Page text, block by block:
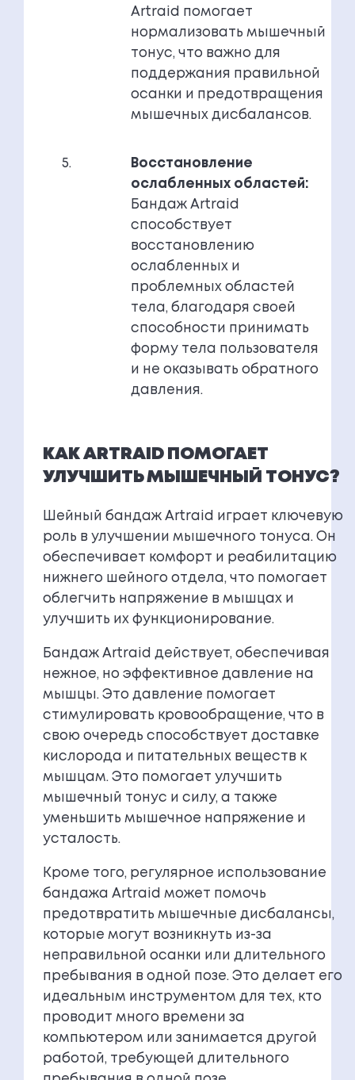
Artraid помогает
нормализовать мышечный
тонус, что важно для
поддержания правильной
осанки и предотвращения
мышечных дисбалансов.
Восстановление
ослабленных областей:
Бандаж Artraid
способствует
восстановлению
ослабленных и
проблемных областей
тела, благодаря своей
способности принимать
форму тела пользователя
и не оказывать обратного
давления.
КАК ARTRAID ПОМОГАЕТ
УЛУЧШИТЬ МЫШЕЧНЫЙ ТОНУС?
Шейный бандаж Artraid играет ключевую
роль в улучшении мышечного тонуса. Он
обеспечивает комфорт и реабилитацию
нижнего шейного отдела, что помогает
облегчить напряжение в мышцах и
улучшить их функционирование.
Бандаж Artraid действует, обеспечивая
нежное, но эффективное давление на
мышцы. Это давление помогает
стимулировать кровообращение, что в
свою очередь способствует доставке
кислорода и питательных веществ к
мышцам. Это помогает улучшить
мышечный тонус и силу, а также
уменьшить мышечное напряжение и
усталость.
Кроме того, регулярное использование
бандажа Artraid может помочь
предотвратить мышечные дисбалансы,
которые могут возникнуть из-за
неправильной осанки или длительного
пребывания в одной позе. Это делает его
идеальным инструментом для тех, кто
проводит много времени за
компьютером или занимается другой
работой, требующей длительного